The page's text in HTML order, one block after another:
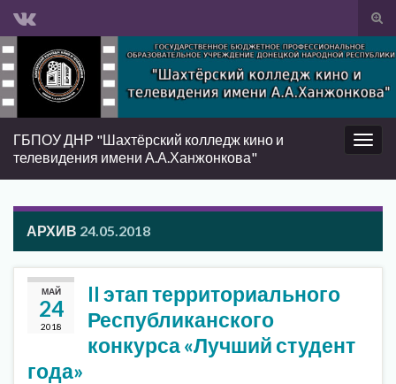
Вкл/
Search for:
Вкл/
ГБПОУ ДНР "Шахтёрский колледж кино и
телевидения имени А.А.Ханжонкова"
АРХИВ 24.05.2018
МАЙ
24
2018
II этап территориального
Республиканского
конкурса «Лучший студент
года»